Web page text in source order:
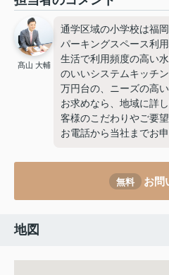
髙山 大輔
通学区域の小学校は福
パーキングスペース利
生活で利用頻度の高い
のいいシステムキッチ
万円台の、ニーズの高
お求めなら、地域に詳
客様のこだわりやご要
お電話から当社までお
無料 お問
地図